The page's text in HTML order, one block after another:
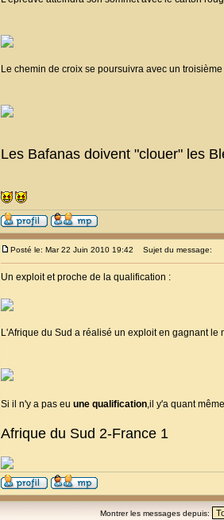
Le chemin de croix se poursuivra avec un
Les Bafanas doivent "clouer" les
Posté le: Mar 22 Juin 2010 19:42 Sujet du message:
Un exploit et proche de la qualification :
L'Afrique du Sud a réalisé un exploit en gagnant
Si il n'y a pas eu une qualification,il y'a quant
Afrique du Sud 2-France 1
Montrer les messages depuis: